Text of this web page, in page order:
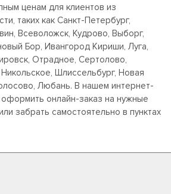
ценам для клиентов из
таких как Санкт-Петербург,
Всеволожск, Кудрово, Выборг,
Бор, Ивангород Кириши, Луга,
Отрадное, Сертолово,
Шлиссельбург, Новая
Любань. В нашем интернет-
онлайн-заказ на нужные
забрать самостоятельно в пунктах